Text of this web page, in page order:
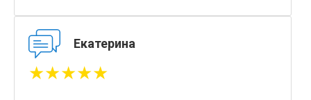
Екатерина
★★★★★